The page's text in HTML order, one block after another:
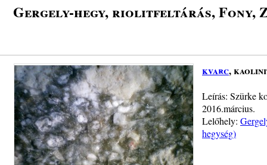
Gergely-hegy, riolitfeltárás, Fony,
kvarc,
Leírás: Szürke
2016.március.
Lelőhely:
hegység)